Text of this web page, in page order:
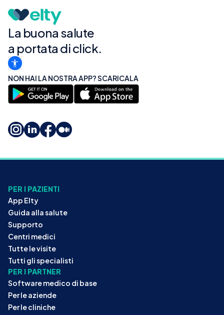
La buona salute
a portata di click.
NON HAI LA NOSTRA APP? SCARICALA
PER I PAZIENTI
App Elty
Guida alla salute
Supporto
Centri medici
Tutte le visite
Tutti gli specialisti
PER I PARTNER
Software medico di base
Per le aziende
Per le cliniche